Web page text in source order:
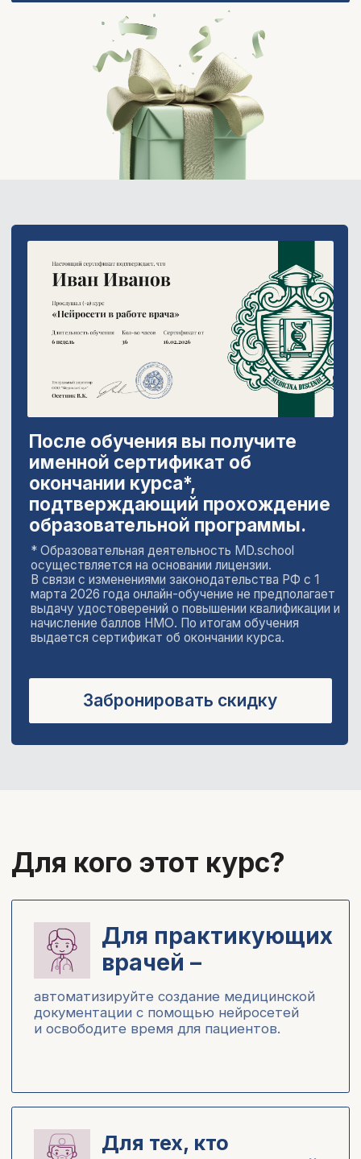
Для практикующих
врачей –
автоматизируйте создание медицинской
документации с помощью нейросетей
и освободите время для пациентов.
Для всех, кто
интересуется
изучайте современные технологии ИИ
и применяйте их в своей
деятельности.
Для тех, кто хочет
развивать
профессиональный
нейросети помогут создавать уникальные
актуальные темы, редактировать посты,
развивать профессиональный профиль.
используйте ИИ для поиска информации,
анализа публикаций, написания обзоров
учебных материалов.
Отзывы студентов